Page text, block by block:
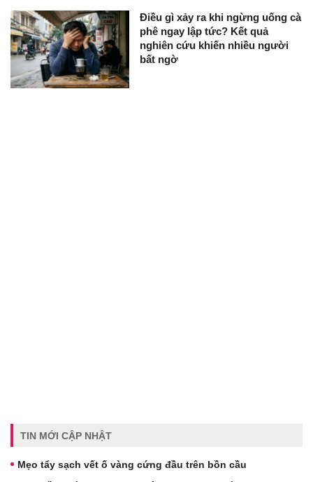
Điều gì xảy ra khi ngừng uống cà
phê ngay lập tức? Kết quả
nghiên cứu khiến nhiều người
bất ngờ
TIN MỚI CẬP NHẬT
Mẹo tẩy sạch vết ố vàng cứng đầu trên bồn cầu